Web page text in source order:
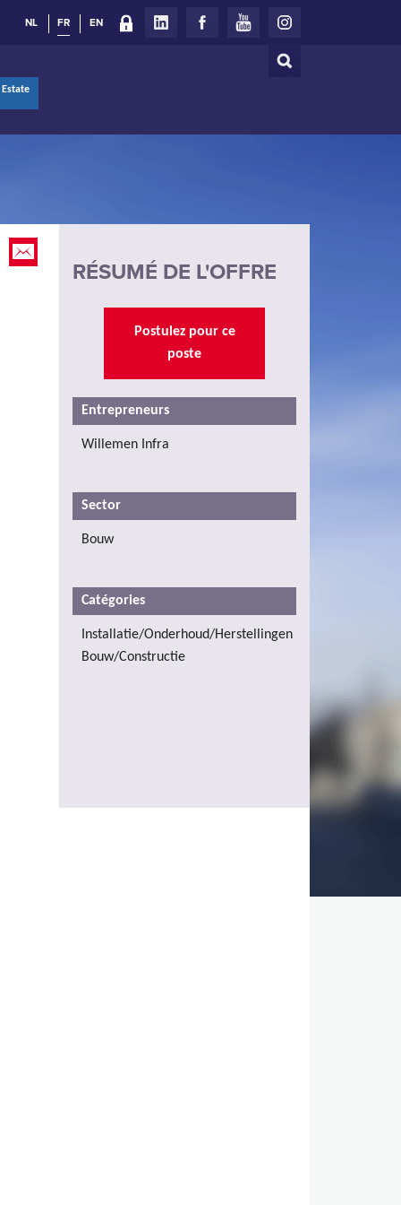
Rechercher
NL FR EN
Estate
RÉSUMÉ DE L'OFFRE
Postulez pour ce
poste
Entrepreneurs
Willemen Infra
Sector
Bouw
Catégories
Installatie/Onderhoud/Herstellingen
Bouw/Constructie